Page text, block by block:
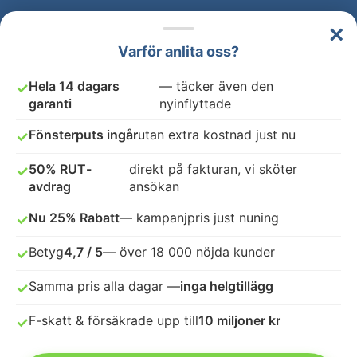
×
Varför anlita oss?
✓Hela 14 dagars
garanti
— täcker även den
nyinflyttade
✓Fönsterputs ingårutan extra kostnad just nu
✓50% RUT-
avdrag
direkt på fakturan, vi sköter
ansökan
✓Nu 25% Rabatt— kampanjpris just nuning
✓Betyg4,7 / 5— över 18 000 nöjda kunder
✓Samma pris alla dagar —inga helgtillägg
✓F-skatt & försäkrade upp till10 miljoner kr